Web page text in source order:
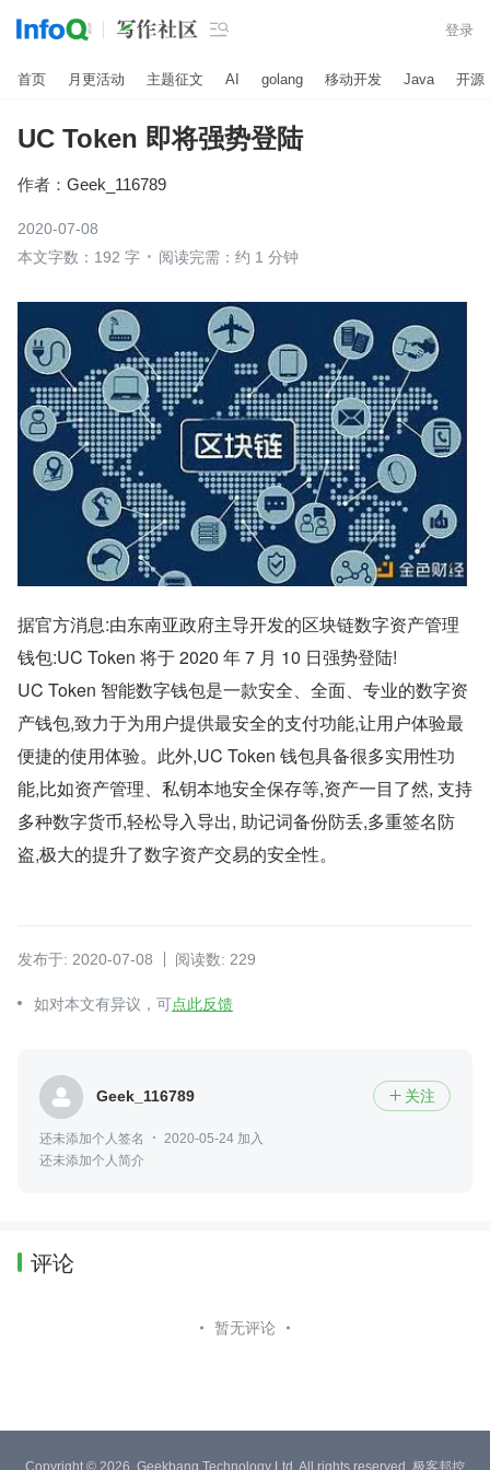
 登录
首页 月更活动 主题征文 AI golang 移动开发 Java 开源
UC Token 即将强势登陆
作者： Geek_116789
2020-07-08
本文字数：192 字
阅读完需：约 1 分钟
据官方消息:由东南亚政府主导开发的区块链数字资产管理
钱包:UC Token 将于 2020 年 7 月 10 日强势登陆!
UC Token 智能数字钱包是一款安全、全面、专业的数字资
产钱包,致力于为用户提供最安全的支付功能,让用户体验最
便捷的使用体验。此外,UC Token 钱包具备很多实用性功
能,比如资产管理、私钥本地安全保存等,资产一目了然, 支持
多种数字货币,轻松导入导出, 助记词备份防丢,多重签名防
盗,极大的提升了数字资产交易的安全性。
发布于: 2020-07-08 阅读数: 229
如对本文有异议，可点此反馈
Geek_116789  关注
还未添加个人签名
2020-05-24 加入
还未添加个人简介
评论
暂无评论
Copyright © 2026, Geekbang Technology Ltd. All rights reserved. 极客邦控